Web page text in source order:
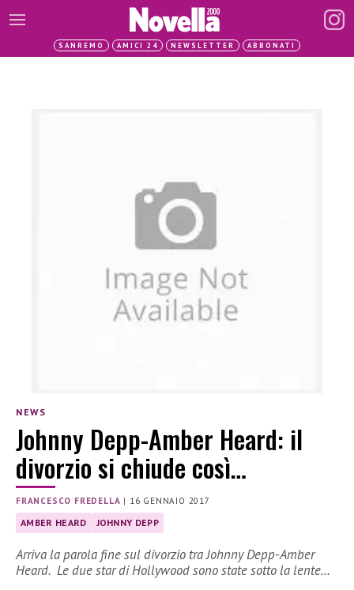
SANREMO AMICI 24 NEWSLETTER ABBONATI
NEWS
Johnny Depp-Amber Heard: il
divorzio si chiude così…
FRANCESCO FREDELLA | 16 GENNAIO 2017
AMBER HEARD JOHNNY DEPP
Arriva la parola fine sul divorzio tra Johnny Depp-Amber
Heard. Le due star di Hollywood sono state sotto la lente…